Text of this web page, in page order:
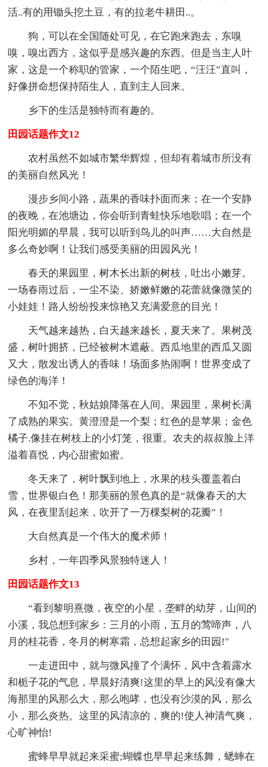
活..有的用锄头挖土豆，有的拉老牛耕田..。
狗，可以在全国随处可见，在它跑来跑去，东嗅
嗅，嗅出西方，这似乎是感兴趣的东西。但是当主人叶
家，这是一个称职的管家，一个陌生吧，“汪汪”直叫，
好像拼命想保持陌生人，直到主人回来。
乡下的生活是独特而有趣的。
田园话题作文12
农村虽然不如城市繁华辉煌，但却有着城市所没有
的美丽自然风光！
漫步乡间小路，蔬果的香味扑面而来；在一个安静
的夜晚，在池塘边，你会听到青蛙快乐地歌唱；在一个
阳光明媚的早晨，我可以听到鸟儿的叫声……大自然是
多么奇妙啊！让我们感受美丽的田园风光！
春天的果园里，树木长出新的树枝，吐出小嫩芽。
一场春雨过后，一尘不染、娇嫩鲜嫩的花蕾就像微笑的
小娃娃！路人纷纷投来惊艳又充满爱意的目光！
天气越来越热，白天越来越长，夏天来了。果树茂
盛，树叶拥挤，已经被树木遮蔽。西瓜地里的西瓜又圆
又大，散发出诱人的香味！场面多热闹啊！世界变成了
绿色的海洋！
不知不觉，秋姑娘降落在人间。果园里，果树长满
了成熟的果实。黄澄澄是一个梨；红色的是苹果；金色
橘子.像挂在树枝上的小灯笼，很重。农夫的叔叔脸上洋
溢着喜悦，内心甜蜜如蜜。
冬天来了，树叶飘到地上，水果的枝头覆盖着白
雪，世界银白色！那美丽的景色真的是“就像春天的大
风，在夜里刮起来，吹开了一万棵梨树的花瓣”！
大自然真是一个伟大的魔术师！
乡村，一年四季风景独特迷人！
田园话题作文13
“看到黎明熹微，夜空的小星，垄畔的幼芽，山间的
小溪，我总想到家乡：三月的小雨，五月的莺啼声，八
月的桂花香，冬月的树寒霜，总想起家乡的田园!"
一走进田中，就与微风撞了个满怀，风中含着露水
和栀子花的气息，早晨好清爽!这里的早上的风没有像大
海那里的风那么大，那么咆哮，也没有沙漠的风，那么
小，那么炎热。这里的风清凉的，爽的!使人神清气爽，
心旷神怡!
蜜蜂早早就起来采蜜;蝴蝶也早早起来练舞，蟋蟀在